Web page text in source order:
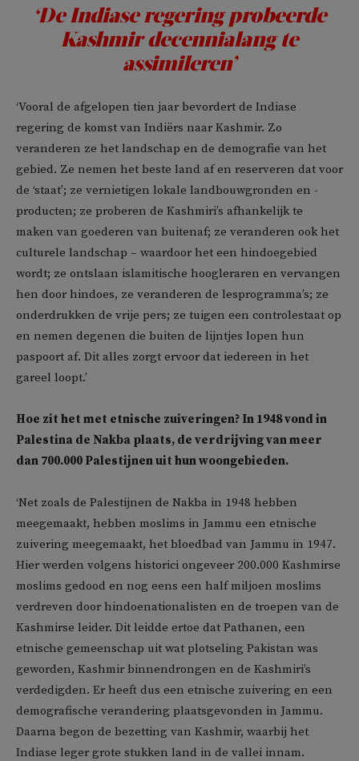
‘De Indiase regering probeerde
Kashmir decennialang te
assimileren’
‘Vooral de afgelopen tien jaar bevordert de Indiase
regering de komst van Indiërs naar Kashmir. Zo
veranderen ze het landschap en de demografie van het
gebied. Ze nemen het beste land af en reserveren dat voor
de ‘staat’; ze vernietigen lokale landbouwgronden en -
producten; ze proberen de Kashmiri’s afhankelijk te
maken van goederen van buitenaf; ze veranderen ook het
culturele landschap – waardoor het een hindoegebied
wordt; ze ontslaan islamitische hoogleraren en vervangen
hen door hindoes, ze veranderen de lesprogramma’s; ze
onderdrukken de vrije pers; ze tuigen een controlestaat op
en nemen degenen die buiten de lijntjes lopen hun
paspoort af. Dit alles zorgt ervoor dat iedereen in het
gareel loopt.’
Hoe zit het met etnische zuiveringen? In 1948 vond in
Palestina de Nakba plaats, de verdrijving van meer
dan 700.000 Palestijnen uit hun woongebieden.
‘Net zoals de Palestijnen de Nakba in 1948 hebben
meegemaakt, hebben moslims in Jammu een etnische
zuivering meegemaakt, het bloedbad van Jammu in 1947.
Hier werden volgens historici ongeveer 200.000 Kashmirse
moslims gedood en nog eens een half miljoen moslims
verdreven door hindoenationalisten en de troepen van de
Kashmirse leider. Dit leidde ertoe dat Pathanen, een
etnische gemeenschap uit wat plotseling Pakistan was
geworden, Kashmir binnendrongen en de Kashmiri’s
verdedigden. Er heeft dus een etnische zuivering en een
demografische verandering plaatsgevonden in Jammu.
Daarna begon de bezetting van Kashmir, waarbij het
Indiase leger grote stukken land in de vallei innam.